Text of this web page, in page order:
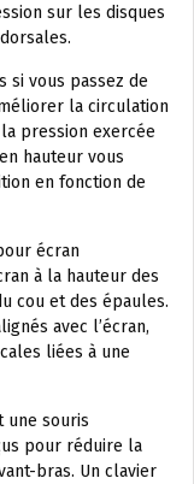
sur les disques
si vous passez de
la circulation
pression exercée
hauteur vous
en fonction de
écran
à la hauteur des
cou et des épaules.
avec l’écran,
liées à une
une souris
pour réduire la
bras. Un clavier